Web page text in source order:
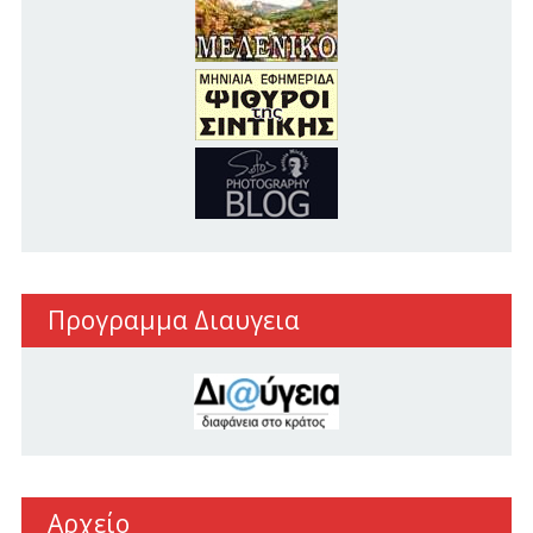
Προγραμμα Διαυγεια
Αρχείο